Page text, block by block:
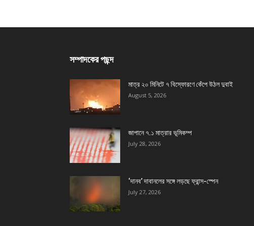
সম্পাদকের পছন্দ
মাত্র ২০ মিনিটে ৭ বিস্ফোরণে কেঁপে উঠল দুবাই
August 5, 2026
জাপানে ৭.১ মাত্রার ভূমিকম্প
July 28, 2026
‘দানব’ দাবানলের সঙ্গে লড়ছে ফ্রান্স-স্পেন
July 27, 2026